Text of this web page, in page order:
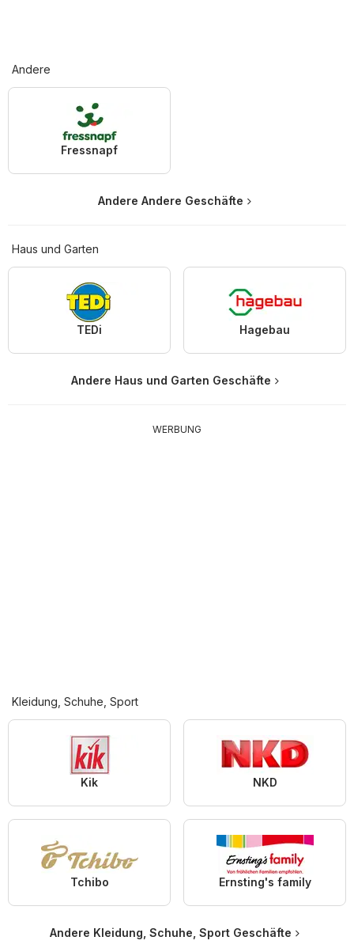
Andere
Fressnapf
Andere Andere Geschäfte
Haus und Garten
TEDi Hagebau
Andere Haus und Garten Geschäfte
WERBUNG
Kleidung, Schuhe, Sport
Kik NKD
Tchibo Ernsting's family
Andere Kleidung, Schuhe, Sport Geschäfte